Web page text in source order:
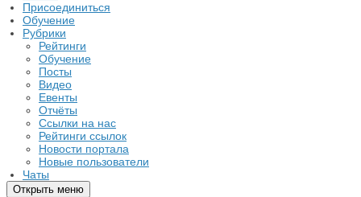
Присоединиться
Обучение
Рубрики
Рейтинги
Обучение
Посты
Видео
Евенты
Отчёты
Ссылки на нас
Рейтинги ссылок
Новости портала
Новые пользователи
Чаты
Открыть меню